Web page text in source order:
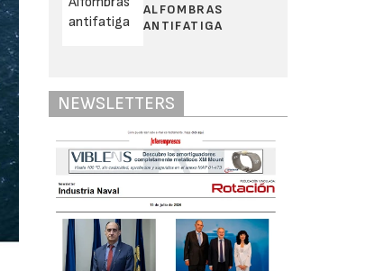
ALFOMBRAS
ANTIFATIGA
NEWSLETTERS